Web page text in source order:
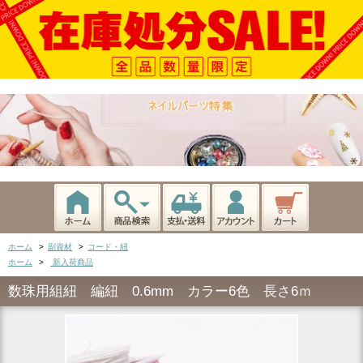
ホーム > 副資材 > コード・紐
ホーム
> 新入荷商品
数珠用組紐 編紐 0.6mm カラー6色 長さ6ｍ